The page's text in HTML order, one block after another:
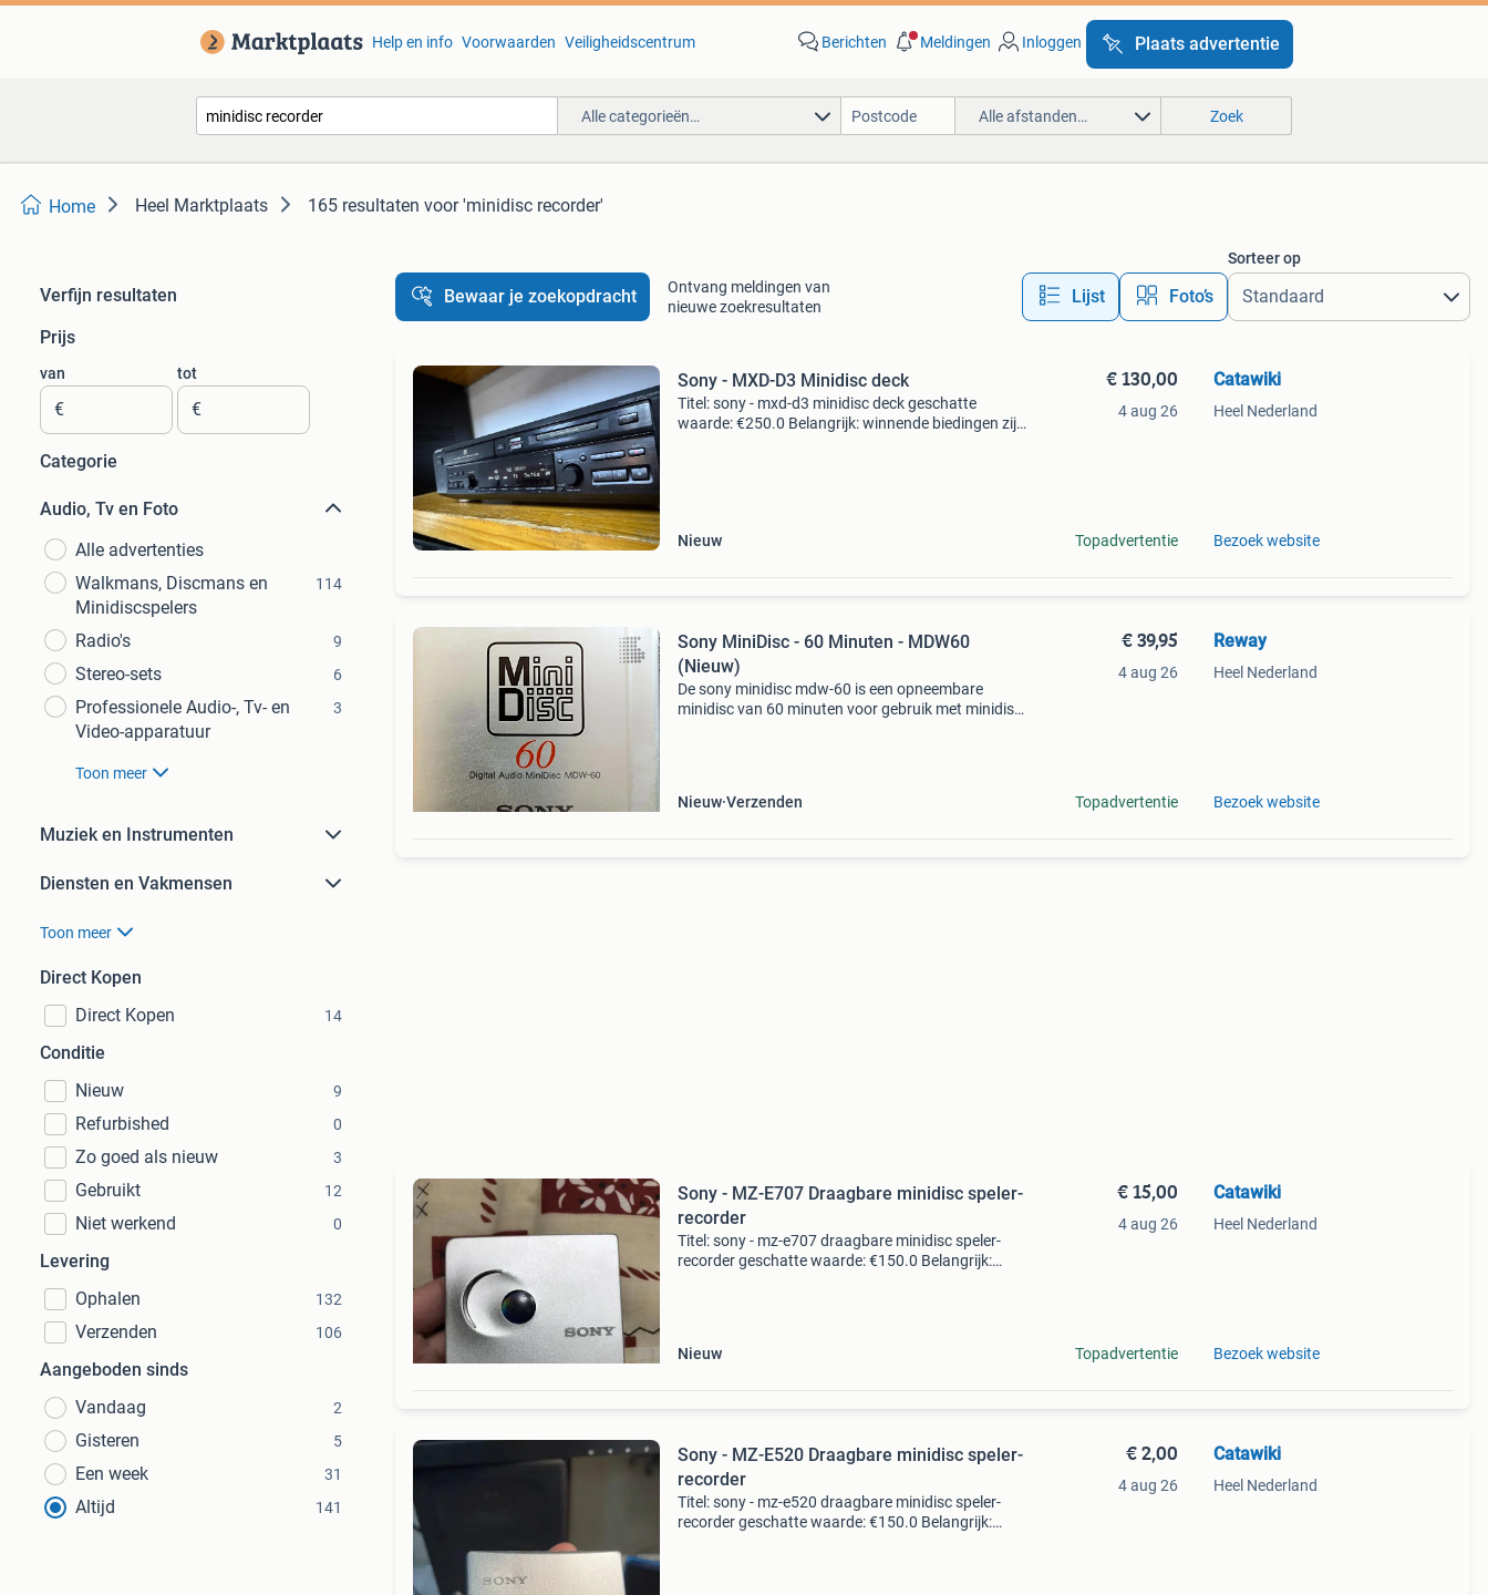
Help en info Voorwaarden Veiligheidscentrum Berichten Meldingen Inloggen Plaats advertentie
Alle categorieën… Alle afstanden… Zoek
Home Heel Marktplaats 165 resultaten voor 'minidisc recorder'
Verfijn resultaten
Prijs
van
€
tot
€
Categorie
Audio, Tv en Foto
Alle advertenties
Walkmans, Discmans en
Minidiscspelers
114
Radio's 9
Stereo-sets 6
Professionele Audio-, Tv- en
Video-apparatuur
3
Toon meer
Muziek en Instrumenten
Diensten en Vakmensen
Toon meer
Direct Kopen
Direct Kopen
14
Conditie
Nieuw
9
Refurbished 0
Zo goed als nieuw 3
Gebruikt 12
Niet werkend 0
Levering
Ophalen
132
Verzenden 106
Aangeboden sinds
Vandaag
2
Gisteren 5
Een week 31
Altijd 141
Bewaar je zoekopdracht
Ontvang meldingen van
nieuwe zoekresultaten
Lijst Foto’s
Sorteer op
Sony - MXD-D3 Minidisc deck
Titel: sony - mxd-d3 minidisc deck geschatte
waarde: €250.0 Belangrijk: winnende biedingen zijn
Nieuw
€ 130,00
4 aug 26
Topadvertentie
Catawiki
Heel Nederland
Bezoek website
Sony MiniDisc - 60 Minuten - MDW60
(Nieuw)
De sony minidisc mdw-60 is een opneembare
minidisc van 60 minuten voor gebruik met minidisc
Nieuw Verzenden
€ 39,95
4 aug 26
Topadvertentie
Reway
Heel Nederland
Bezoek website
Sony - MZ-E707 Draagbare minidisc speler-
recorder
Titel: sony - mz-e707 draagbare minidisc speler-
recorder geschatte waarde: €150.0 Belangrijk:
Nieuw
€ 15,00
4 aug 26
Topadvertentie
Catawiki
Heel Nederland
Bezoek website
Sony - MZ-E520 Draagbare minidisc speler-
recorder
Titel: sony - mz-e520 draagbare minidisc speler-
recorder geschatte waarde: €150.0 Belangrijk:
€ 2,00
4 aug 26
Catawiki
Heel Nederland